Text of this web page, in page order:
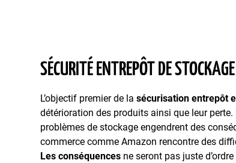
SÉCURITÉ ENTREPÔT DE STOCKAGE
L’objectif premier de lasécurisation entrepôt
détérioration des produits ainsi que leur
problèmes de stockage engendrent des
commerce comme Amazon rencontre des
Les conséquences ne seront pas juste